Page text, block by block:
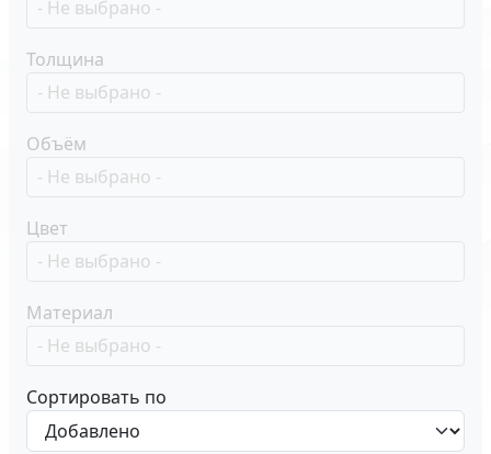
Толщина
Объём
Цвет
Материал
Сортировать по